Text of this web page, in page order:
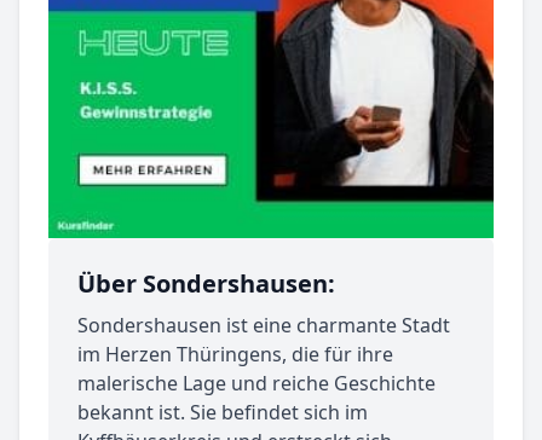
Über Sondershausen:
Sondershausen ist eine charmante Stadt
im Herzen Thüringens, die für ihre
malerische Lage und reiche Geschichte
bekannt ist. Sie befindet sich im